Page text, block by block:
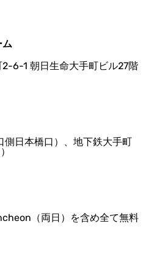
6-1 朝日生命大手町ビル27階
側日本橋口）、地下鉄大手町
（両日）を含め全て無料